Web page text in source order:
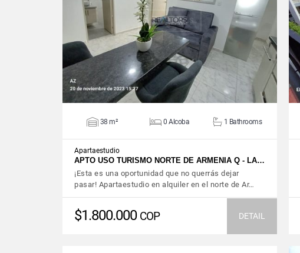
VIEW DETAILS
38 m² 0 Alcoba 1 Bathrooms
Apartaestudio
APTO USO TURISMO NORTE DE ARMENIA Q - LA…
¡Esta es una oportunidad que no querrás dejar
pasar! Apartaestudio en alquiler en el norte de Ar…
$1.800.000 COP DETAIL